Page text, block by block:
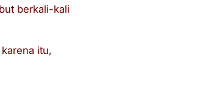
berkali-kali
itu,